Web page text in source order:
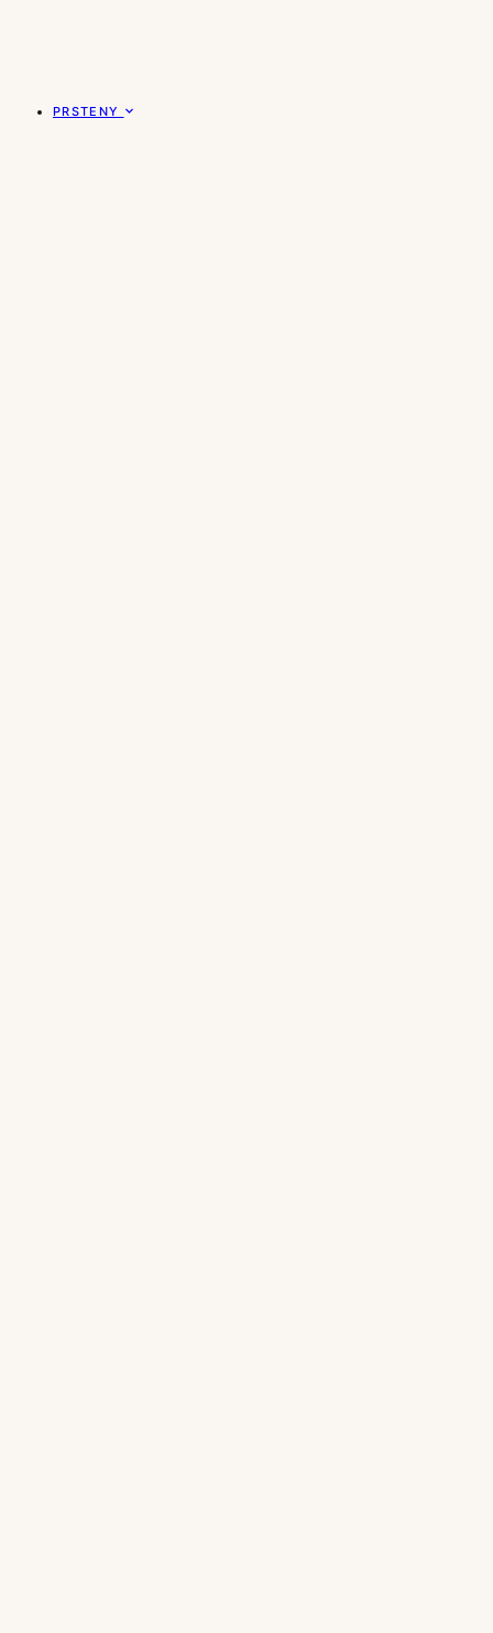
PRSTENY